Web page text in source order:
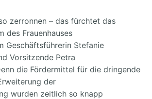
zerronnen – das fürchtet das
des Frauenhauses
Geschäftsführerin Stefanie
Vorsitzende Petra
die Fördermittel für die dringende
der
wurden zeitlich so knapp